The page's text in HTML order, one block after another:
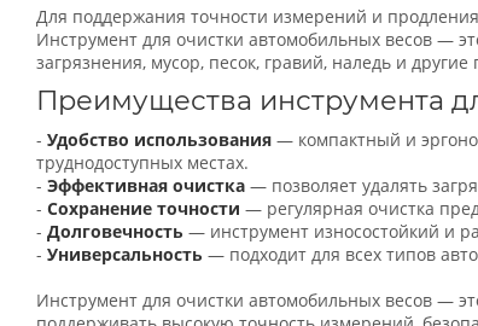
Для поддержания точности измерений и
Инструмент для очистки автомобильных весов —
загрязнения, мусор, песок, гравий, наледь и
Преимущества инструмента
- Удобство использования — компактный и
труднодоступных местах.
- Эффективная очистка — позволяет удалять
- Сохранение точности — регулярная очистка
- Долговечность — инструмент износостойкий и
- Универсальность — подходит для всех типов
Инструмент для очистки автомобильных весов —